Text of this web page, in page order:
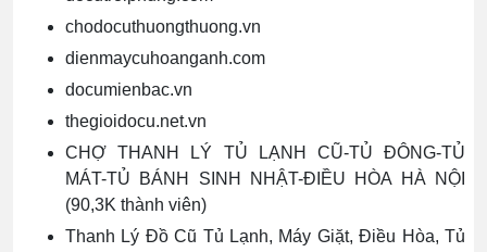
chodocuthuongthuong.vn
dienmaycuhoanganh.com
documienbac.vn
thegioidocu.net.vn
CHỢ THANH LÝ TỦ LẠNH CŨ-TỦ ĐÔNG-TỦ
MÁT-TỦ BÁNH SINH NHẬT-ĐIỀU HÒA HÀ NỘI
(90,3K thành viên)
Thanh Lý Đồ Cũ Tủ Lạnh, Máy Giặt, Điều Hòa, Tủ